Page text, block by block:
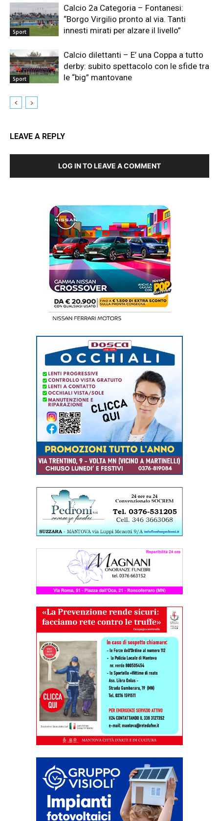
Sport
Calcio 2a Categoria – Fontanesi:
“Borgo Virgilio pronto al via. Tanti
innesti mirati per alzare il livello”
Sport
Calcio dilettanti – E’ una Coppa a tutto
derby: subito spettacolo con le sfide tra
le “big” mantovane
LEAVE A REPLY
LOG IN TO LEAVE A COMMENT